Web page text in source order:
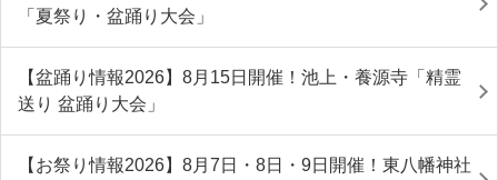
「夏祭り・盆踊り大会」
【盆踊り情報2026】8月15日開催！池上・養源寺「精霊
送り 盆踊り大会」
【お祭り情報2026】8月7日・8日・9日開催！東八幡神社